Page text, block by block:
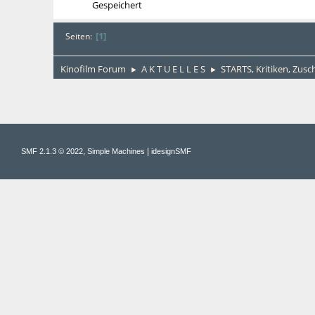
Gespeichert
Seiten 1
Kinofilm Forum ► A K T U E L L E S ► STARTS, Kritiken,
SMF 2.1.3 © 2022, Simple Machines idesignSMF